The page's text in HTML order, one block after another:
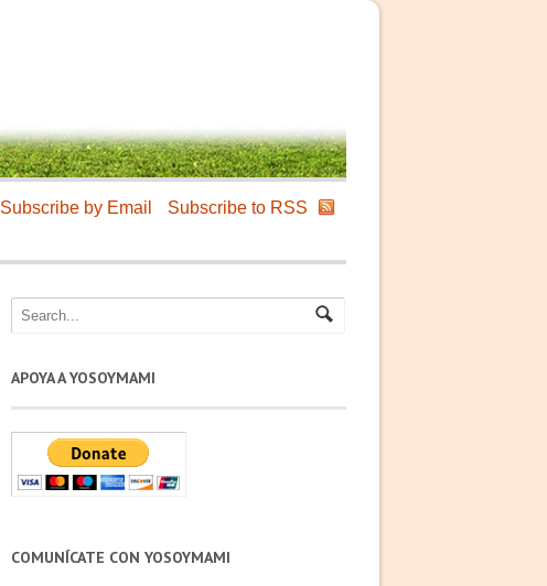
Subscribe by Email
Subscribe to RSS
APOYA A YOSOYMAMI
COMUNÍCATE CON YOSOYMAMI